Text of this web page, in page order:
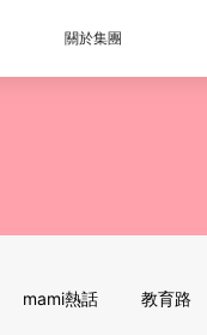
關於集團
mami熱話 教育路